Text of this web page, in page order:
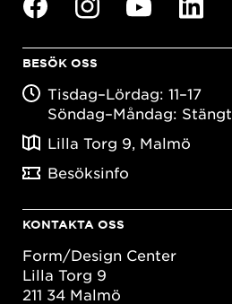
BESÖK OSS
Tisdag–Lördag: 11–17
Söndag–Måndag: Stängt
Lilla Torg 9, Malmö
Besöksinfo
KONTAKTA OSS
Form/Design Center
Lilla Torg 9
211 34 Malmö